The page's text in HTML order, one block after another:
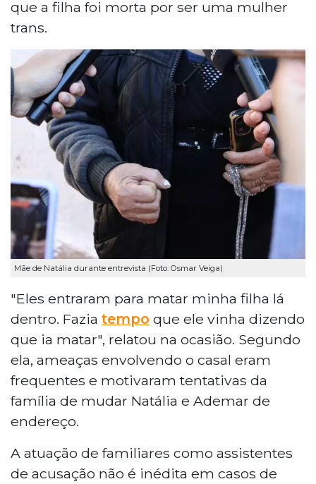
que a filha foi morta por ser uma mulher
trans.
Mãe de Natália durante entrevista (Foto: Osmar Veiga)
"Eles entraram para matar minha filha lá
dentro. Fazia tempo que ele vinha dizendo
que ia matar", relatou na ocasião. Segundo
ela, ameaças envolvendo o casal eram
frequentes e motivaram tentativas da
família de mudar Natália e Ademar de
endereço.
A atuação de familiares como assistentes
de acusação não é inédita em casos de